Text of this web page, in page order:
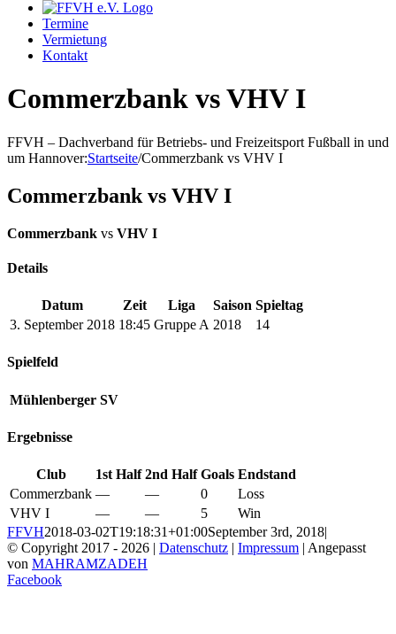
Termine
Vermietung
Kontakt
Commerzbank vs VHV I
FFVH – Dachverband für Betriebs- und Freizeitsport Fußball in und
um Hannover:Startseite/Commerzbank vs VHV I
Commerzbank vs VHV I
Commerzbank vs VHV I
Details
Datum Zeit Liga Saison Spieltag
3. September 2018 18:45 Gruppe A 2018 14
Spielfeld
Mühlenberger SV
Ergebnisse
Club 1st Half 2nd Half Goals Endstand
Commerzbank — — 0
Loss
VHV I
— — 5
Win
FFVH2018-03-02T19:18:31+01:00September 3rd, 2018|
© Copyright 2017 - 2026 | Datenschutz | Impressum | Angepasst
von MAHRAMZADEH
Facebook